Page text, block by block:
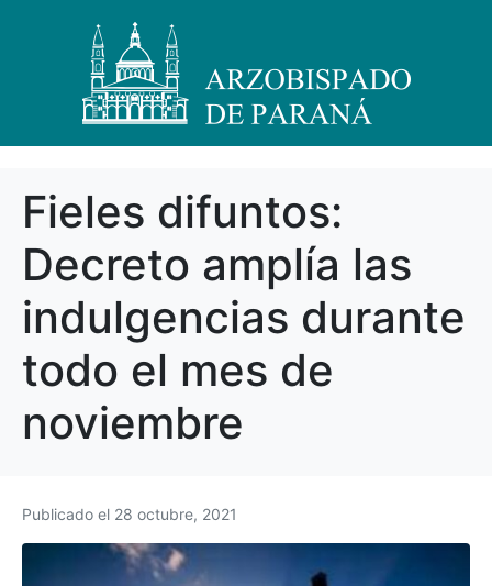
Fieles difuntos:
Decreto amplía las
indulgencias durante
todo el mes de
noviembre
Publicado el 28 octubre, 2021